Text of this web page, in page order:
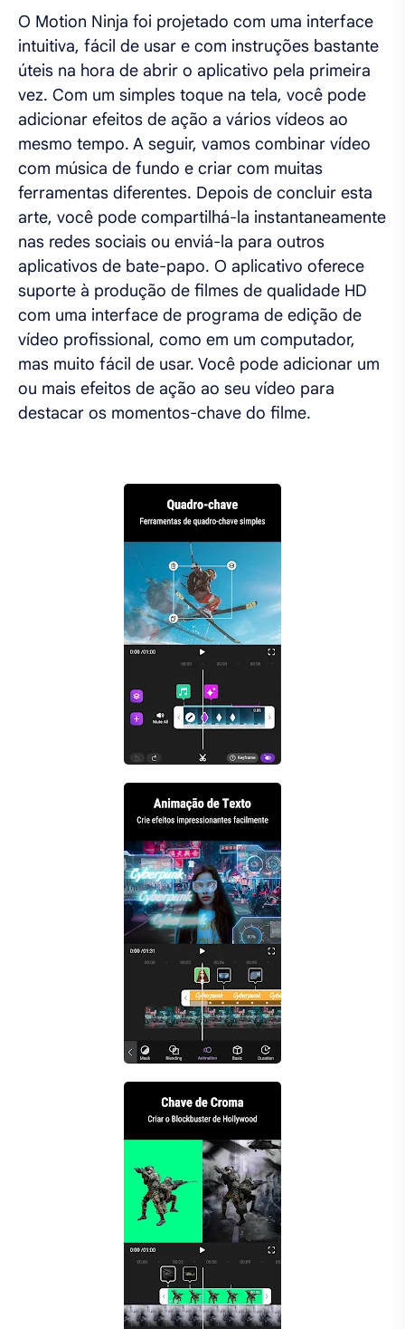
O Motion Ninja foi projetado com uma interface
intuitiva, fácil de usar e com instruções bastante
úteis na hora de abrir o aplicativo pela primeira
vez. Com um simples toque na tela, você pode
adicionar efeitos de ação a vários vídeos ao
mesmo tempo. A seguir, vamos combinar vídeo
com música de fundo e criar com muitas
ferramentas diferentes. Depois de concluir esta
arte, você pode compartilhá-la instantaneamente
nas redes sociais ou enviá-la para outros
aplicativos de bate-papo. O aplicativo oferece
suporte à produção de filmes de qualidade HD
com uma interface de programa de edição de
vídeo profissional, como em um computador,
mas muito fácil de usar. Você pode adicionar um
ou mais efeitos de ação ao seu vídeo para
destacar os momentos-chave do filme.